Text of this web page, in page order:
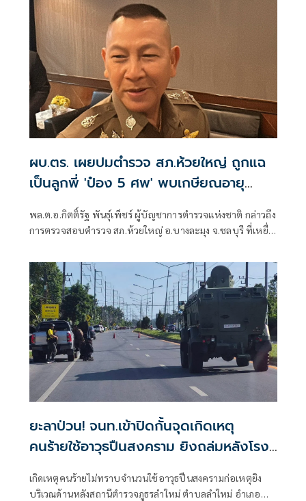
ผบ.ตร. เผยปมตำรวจ สภ.ห้วยใหญ่ ถูกแฉ
เป็นลูกพี่ 'ป๋อง 5 ศพ' พบเกษียณอายุ
ตั้งแต่ปี 57
พล.ต.อ.กิตติ์รัฐ พันธุ์เพ็ชร์ ผู้บัญชาการตำรวจแห่งชาติ กล่าวถึง
การตรวจสอบตำรวจ สภ.ห้วยใหญ่ อ.บางละมุง จ.ชลบุรี ที่เหยื่อ
มาระบุว่า นายป๋องเป็นเด็กเดินยาของตำรวจ สภ.ห้วยใหญ่
ยะลาป่วน! จนท.เข้าปิดกั้นจุดเกิดเหตุ
คนร้ายใช้อาวุธปืนสงคราม ยิงถล่มหลังโรง
เกิดเหตุคนร้ายไม่ทราบจำนวนใช้อาวุธปืนสงครามก่อเหตุยิง
บริเวณด้านหลังสถานีตำรวจภูธรลำใหม่ ตำบลลำใหม่ อำเภอ